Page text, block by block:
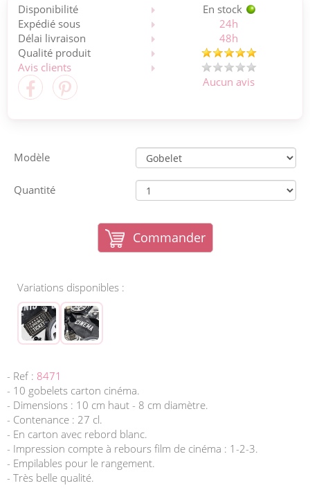
Disponibilité
En stock
Expédié sous
24h
Délai livraison
48h
Qualité produit
Avis clients
Aucun avis
Modèle
Quantité
Commander
Variations disponibles :
- Ref : 8471
- 10 gobelets carton cinéma.
- Dimensions : 10 cm haut - 8 cm diamètre.
- Contenance : 27 cl.
- En carton avec rebord blanc.
- Impression compte à rebours film de cinéma : 1-2-3.
- Empilables pour le rangement.
- Très belle qualité.